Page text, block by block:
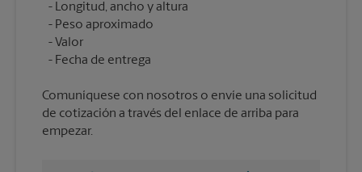
Longitud, ancho y altura
Peso aproximado
Valor
Comuníquese con nosotros o envíe una solicitud
de cotización a través del enlace de arriba para
empezar.